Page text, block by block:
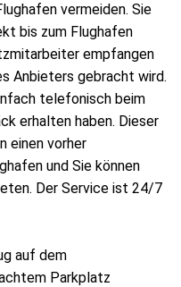
vermeiden. Sie
bis zum Flughafen
empfangen
Anbieters gebracht wird.
telefonisch beim
erhalten haben. Dieser
einen vorher
und Sie können
Der Service ist 24/7
auf dem
Parkplatz